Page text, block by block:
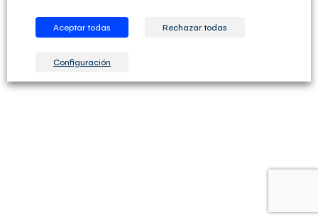
Aceptar todas Rechazar todas
Configuración